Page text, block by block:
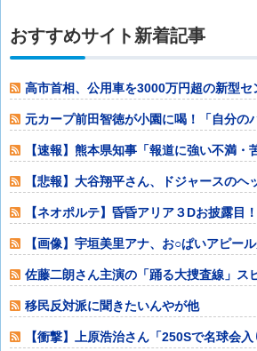
おすすめサイト新着記事
高市首相、公用車を3000万円超の新型セ
ｗｗｗｗｗ
元カープ前田智徳が小園に喝！「自分の
ていない」他
【速報】熊本県知事「報道に強い不満・
→TBSの報道
【悲報】大谷翔平さん、ドジャースのヘ
ｗｗｗｗｗｗｗ
【ネオポルテ】昏昏アリア３Dお披露目
【画像】宇垣美里アナ、お○ぱいアピー
ｗｗｗｗｗｗ他
佐藤二朗さん主演の「踊る大捜査線」ス
中止との報道他
移民反対派に聞きたいんやが他
【衝撃】上原浩治さん「250Sで名球会